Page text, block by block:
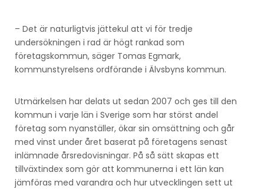
– Det är naturligtvis jättekul att vi för tredje
undersökningen i rad är högt rankad som
företagskommun, säger Tomas Egmark,
kommunstyrelsens ordförande i Älvsbyns kommun.
Utmärkelsen har delats ut sedan 2007 och ges till den
kommun i varje län i Sverige som har störst andel
företag som nyanställer, ökar sin omsättning och går
med vinst under året baserat på företagens senast
inlämnade årsredovisningar. På så sätt skapas ett
tillväxtindex som gör att kommunerna i ett län kan
jämföras med varandra och hur utvecklingen sett ut